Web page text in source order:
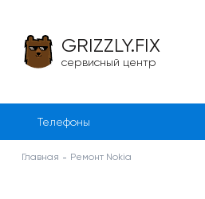
GRIZZLY.FIX
сервисный центр
Телефоны
Главная Ремонт Nokia